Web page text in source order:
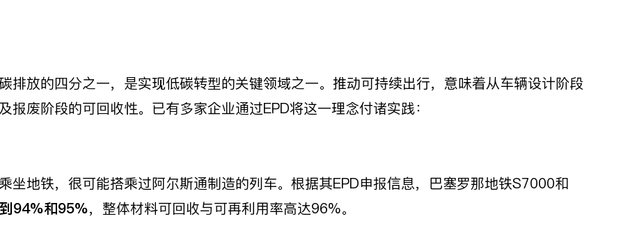
排放的四分之一，是实现低碳转型的关键领域之一。推动可持续出行，意味着从车辆设计阶段
废阶段的可回收性。已有多家企业通过EPD将这一理念付诸实践：
坐地铁，很可能搭乘过阿尔斯通制造的列车。根据其EPD申报信息，巴塞罗那地铁S7000和
94%和95%，整体材料可回收与可再利用率高达96%。